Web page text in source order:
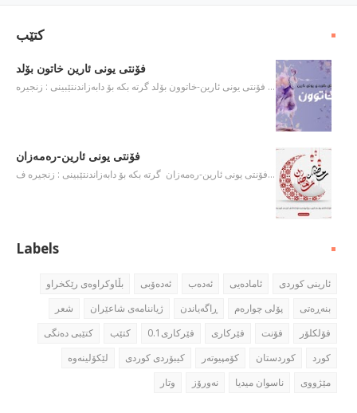
كتێب
فۆنتی یونی ئارین خاتون بۆلد
فۆنتی یونی ئارین-خاتوون بۆلد گرته‌ بكه‌ بۆ دابه‌زاندنتێبینی : زنجیره‌ …
فۆنتی یونی ئارین-ره‌مه‌زان
فۆنتی یونی ئارین-ره‌مه‌زان گرته‌ بكه‌ بۆ دابه‌زاندنتێبینی : زنجیره‌ ف…
Labels
ئارینی كوردی ئاماده‌یی ئه‌ده‌ب ئه‌ده‌ۆبی
بڵاوكراوه‌ی رێكخراو
بنه‌ڕه‌تی
پۆلی چواره‌م ڕاگه‌یاندن ژیاننامه‌ی شاعێران
شعر
فۆلكلۆر
فۆنت فێركاری فێركاری0.1 كتێب
كتێبی ده‌نگی
كورد
كوردستان كۆمپیوته‌ر كیبۆردی كوردی
مێژووی
ناسوان میدیا نه‌ورۆز وتار